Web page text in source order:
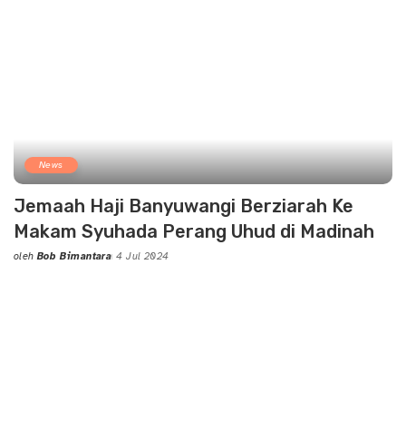
News
Jemaah Haji Banyuwangi Berziarah Ke
Makam Syuhada Perang Uhud di Madinah
Posted
oleh Bob Bimantara 4 Jul 2024